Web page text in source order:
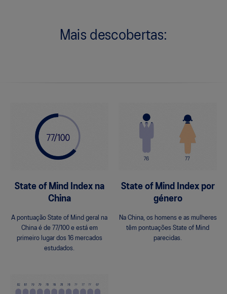
Mais descobertas:
State of Mind Index na
China
A pontuação State of Mind geral na
China é de 77/100 e está em
primeiro lugar dos 16 mercados
estudados.
State of Mind Index por
género
Na China, os homens e as mulheres
têm pontuações State of Mind
parecidas.